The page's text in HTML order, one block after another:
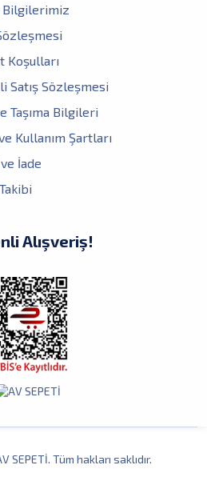
Koşulları
Satış Sözleşmesi
Taşıma Bilgileri
Kullanım Şartları
İade
Alışveriş!
SEPETİ. Tüm hakları saklıdır.